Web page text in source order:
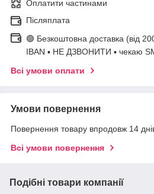
Оплатити частинами
Післяплата
🟢 Безкоштовна доставка (від
IBAN ▪ НЕ ДЗВОНИТИ ▪ чекаю
Всі умови оплати
Умови повернення
Повернення товару впродовж 14
Всі умови повернення
Подібні товари компанії